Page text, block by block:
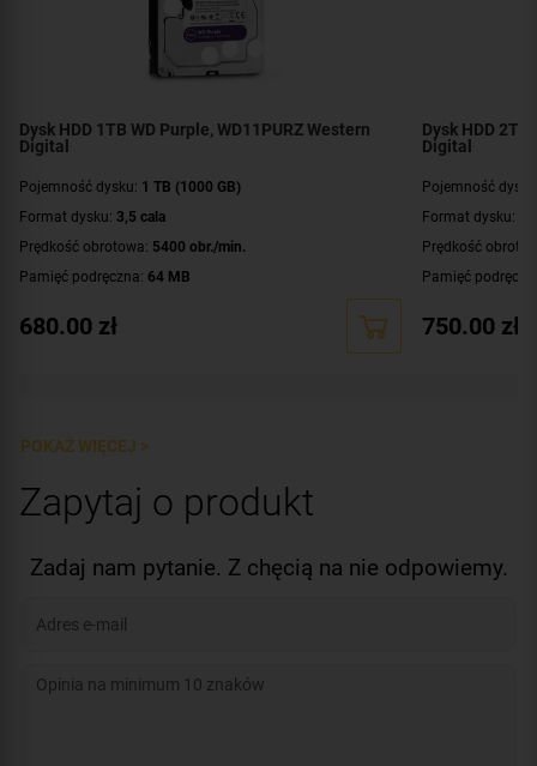
Dysk HDD 1TB WD Purple, WD11PURZ Western
Digital
Pojemność dysku: 1 TB (1000 GB)
Format dysku: 3,5 cala
Prędkość obrotowa: 5400 obr./min.
Pamięć podręczna: 64 MB
Przeznaczenie:
praca ciągła 24/7 - systemy monitoringu
680.00 zł
Dysk HDD 2TB
Digital
Pojemność
Format dysku:
Prędkość
Pamięć
Przeznaczenie:
750.00 zł
POKAŻ WIĘCEJ >
Zapytaj o produkt
Zadaj nam pytanie. Z chęcią na nie odpowiemy.